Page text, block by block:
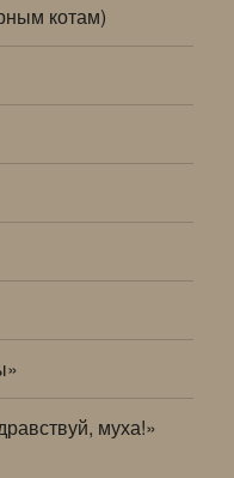
котам)
муха!»